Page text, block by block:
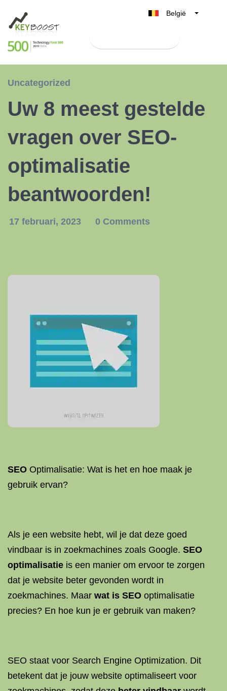
België
Nederland
España
Uncategorized
Uw 8 meest gestelde
vragen over SEO-
optimalisatie
beantwoorden!
17 februari, 2023 0 Comments
SEO Optimalisatie: Wat is het en hoe maak je
gebruik ervan?
Als je een website hebt, wil je dat deze goed
vindbaar is in zoekmachines zoals Google. SEO
optimalisatie is een manier om ervoor te zorgen
dat je website beter gevonden wordt in
zoekmachines. Maar wat is SEO optimalisatie
precies? En hoe kun je er gebruik van maken?
SEO staat voor Search Engine Optimization. Dit
betekent dat je jouw website optimaliseert voor